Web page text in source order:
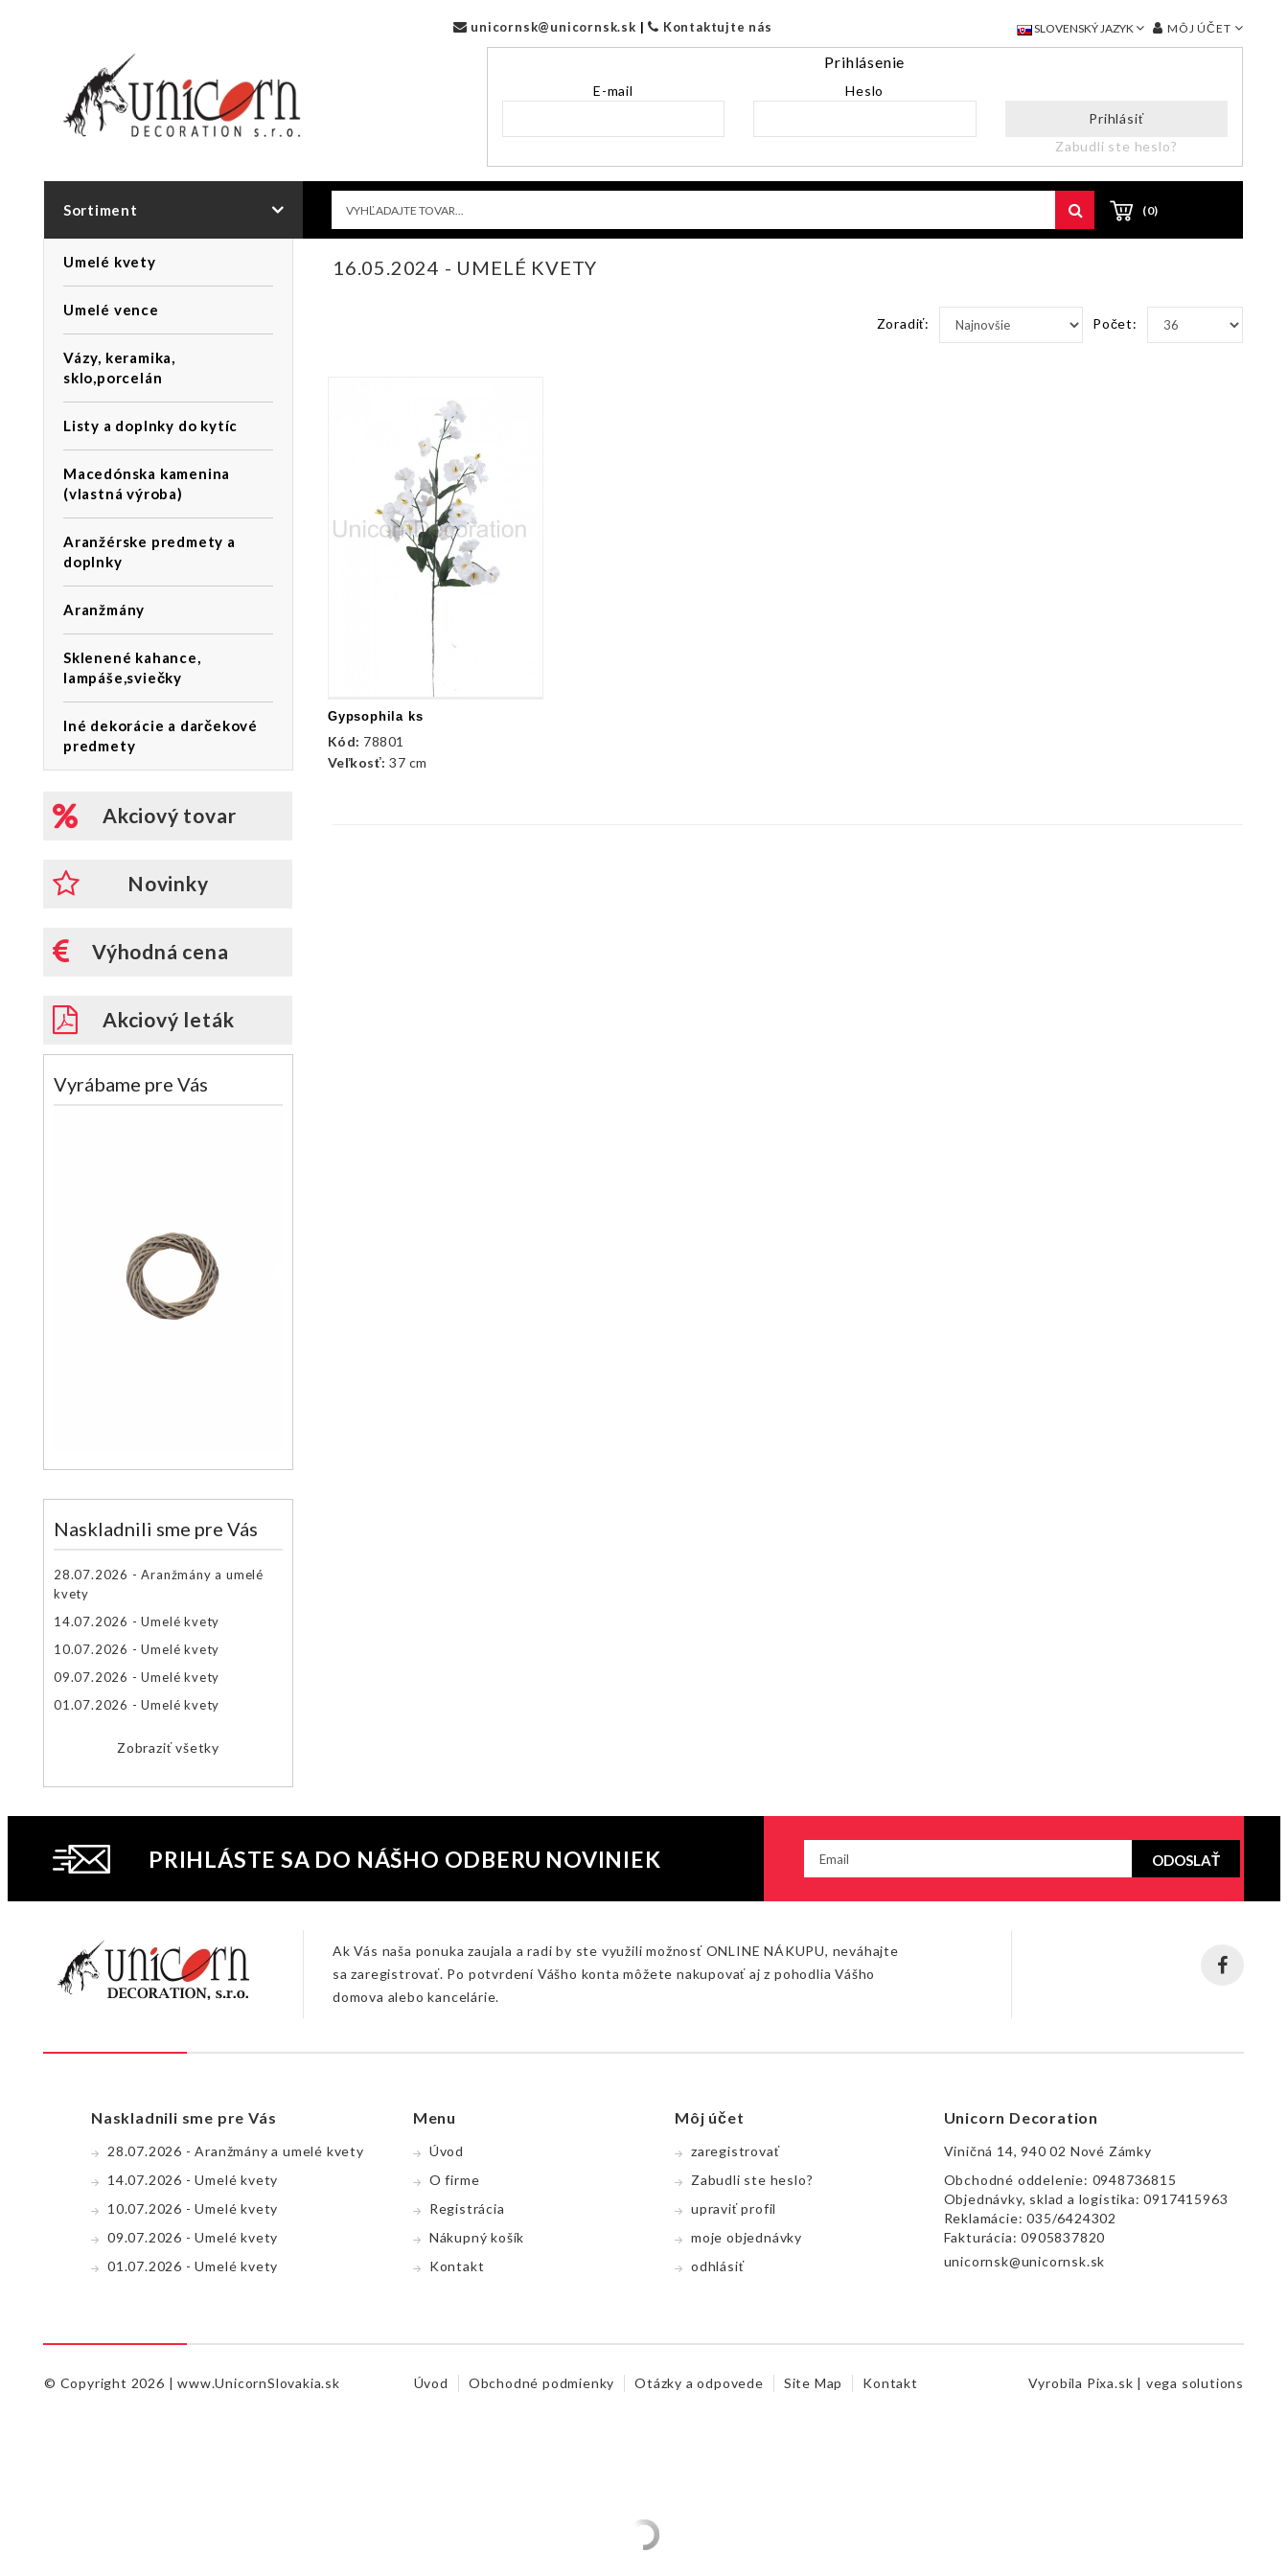
MÔJ ÚČET
SLOVENSKÝ JAZYK
unicornsk@unicornsk.sk | Kontaktujte nás
Prihlásenie
E-mail
Heslo
Prihlásiť
Zabudli ste heslo?
Sortiment (0)
Umelé kvety
Umelé vence
Vázy, keramika,
sklo,porcelán
Listy a doplnky do kytíc
Macedónska kamenina
(vlastná výroba)
Aranžérske predmety a
doplnky
Aranžmány
Sklenené kahance,
lampáše,sviečky
Iné dekorácie a darčekové
predmety
Akciový tovar
Novinky
Výhodná cena
Akciový leták
Vyrábame pre Vás
Naskladnili sme pre Vás
28.07.2026 - Aranžmány a umelé
kvety
14.07.2026 - Umelé kvety
10.07.2026 - Umelé kvety
09.07.2026 - Umelé kvety
01.07.2026 - Umelé kvety
Zobraziť všetky
16.05.2024 - UMELÉ KVETY
Zoradiť: Počet:
Gypsophila ks
Kód: 78801
Veľkosť:37 cm
PRIHLÁSTE SA DO NÁŠHO ODBERU NOVINIEK ODOSLAŤ
Ak Vás naša ponuka zaujala a radi by ste využili možnosť ONLINE NÁKUPU, neváhajte
sa zaregistrovať. Po potvrdení Vášho konta môžete nakupovať aj z pohodlia Vášho
domova alebo kancelárie.
Naskladnili sme pre Vás
28.07.2026 - Aranžmány a umelé kvety
14.07.2026 - Umelé kvety
10.07.2026 - Umelé kvety
09.07.2026 - Umelé kvety
01.07.2026 - Umelé kvety
Menu
Úvod
O firme
Registrácia
Nákupný koší­k
Kontakt
Môj účet
zaregistrovať
Zabudli ste heslo?
upraviť profil
moje objednávky
odhlásiť
Unicorn Decoration
Viničná 14, 940 02 Nové Zámky
Obchodné oddelenie: 0948736815
Objednávky, sklad a logistika:0917415963
Reklamácie:035/6424302
Fakturácia:0905837820
unicornsk@unicornsk.sk
© Copyright 2026 |www.UnicornSlovakia.sk Úvod Obchodné podmienky Otázky a odpovede Site Map Kontakt Vyrobila Pixa.sk | vega solutions